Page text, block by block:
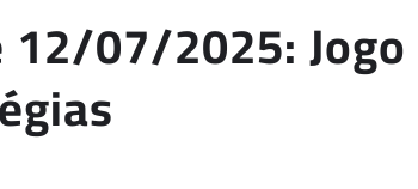
07/2025: Jogo